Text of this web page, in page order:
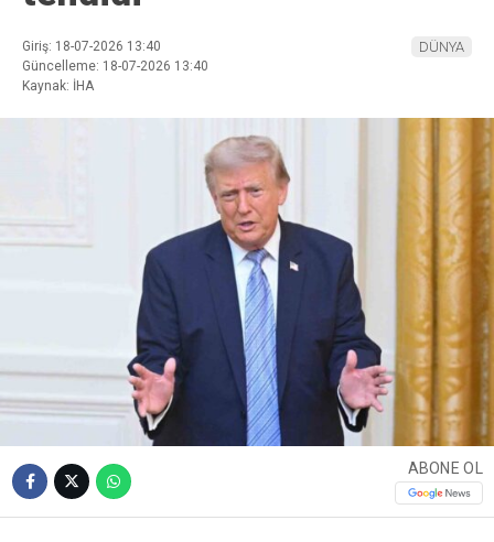
Giriş: 18-07-2026 13:40
Güncelleme: 18-07-2026 13:40
Kaynak: İHA
DÜNYA
ABONE OL